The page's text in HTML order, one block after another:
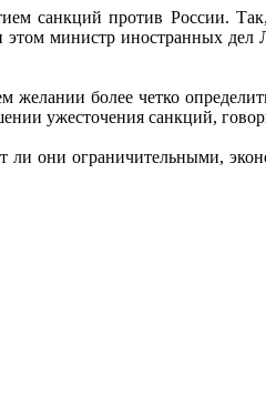
санкций против России.
министр иностранных
более четко
ужесточения санкций,
они ограничительными,